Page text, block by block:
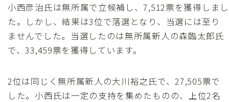
小西彦治氏は無所属で立候補し、7,512票を獲得しまし
た。しかし、結果は3位で落選となり、当選には至り
ませんでした。当選したのは無所属新人の森臨太郎氏
で、33,459票を獲得しています。
2位は同じく無所属新人の大川裕之氏で、27,505票で
した。小西氏は一定の支持を集めたものの、上位2名